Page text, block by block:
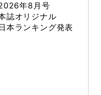
年8月号
誌オリジナル
本ランキング発表